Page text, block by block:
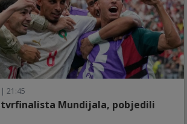
| 21:45
Mundijala, pobjedili